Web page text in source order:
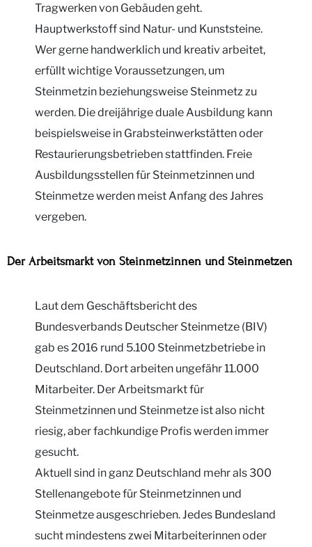
Tragwerken von Gebäuden geht.
Hauptwerkstoff sind Natur- und Kunststeine.
Wer gerne handwerklich und kreativ arbeitet,
erfüllt wichtige Voraussetzungen, um
Steinmetzin beziehungsweise Steinmetz zu
werden. Die dreijährige duale Ausbildung kann
beispielsweise in Grabsteinwerkstätten oder
Restaurierungsbetrieben stattfinden. Freie
Ausbildungsstellen für Steinmetzinnen und
Steinmetze werden meist Anfang des Jahres
vergeben.
Der Arbeitsmarkt von Steinmetzinnen und Steinmetzen
Laut dem Geschäftsbericht des
Bundesverbands Deutscher Steinmetze (BIV)
gab es 2016 rund 5.100 Steinmetzbetriebe in
Deutschland. Dort arbeiten ungefähr 11.000
Mitarbeiter. Der Arbeitsmarkt für
Steinmetzinnen und Steinmetze ist also nicht
riesig, aber fachkundige Profis werden immer
gesucht.
Aktuell sind in ganz Deutschland mehr als 300
Stellenangebote für Steinmetzinnen und
Steinmetze ausgeschrieben. Jedes Bundesland
sucht mindestens zwei Mitarbeiterinnen oder